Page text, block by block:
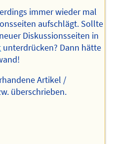
immer wieder mal
aufschlägt. Sollte
Diskussionsseiten in
unterdrücken? Dann hätte
Artikel /
überschrieben.